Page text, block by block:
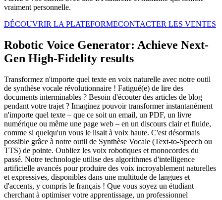
vraiment personnelle.
DÉCOUVRIR LA PLATEFORMECONTACTER LES VENTES
Robotic Voice Generator: Achieve Next-
Gen High-Fidelity results
Transformez n'importe quel texte en voix naturelle avec notre outil
de synthèse vocale révolutionnaire ! Fatigué(e) de lire des
documents interminables ? Besoin d'écouter des articles de blog
pendant votre trajet ? Imaginez pouvoir transformer instantanément
n'importe quel texte – que ce soit un email, un PDF, un livre
numérique ou même une page web – en un discours clair et fluide,
comme si quelqu'un vous le lisait à voix haute. C'est désormais
possible grâce à notre outil de Synthèse Vocale (Text-to-Speech ou
TTS) de pointe. Oubliez les voix robotiques et monocordes du
passé. Notre technologie utilise des algorithmes d'intelligence
artificielle avancés pour produire des voix incroyablement naturelles
et expressives, disponibles dans une multitude de langues et
d'accents, y compris le français ! Que vous soyez un étudiant
cherchant à optimiser votre apprentissage, un professionnel